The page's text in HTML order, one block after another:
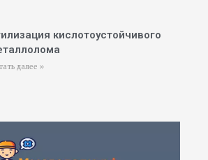
кислотоустойчивого
далее »